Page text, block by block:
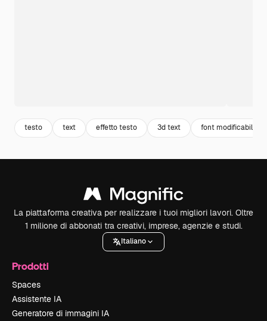
testo text effetto testo 3d text font modificabile
La piattaforma creativa per realizzare i tuoi migliori lavori. Oltre
1 milione di abbonati tra creativi, imprese, agenzie e studi.
Italiano
Prodotti
Spaces
Assistente IA
Generatore di immagini IA